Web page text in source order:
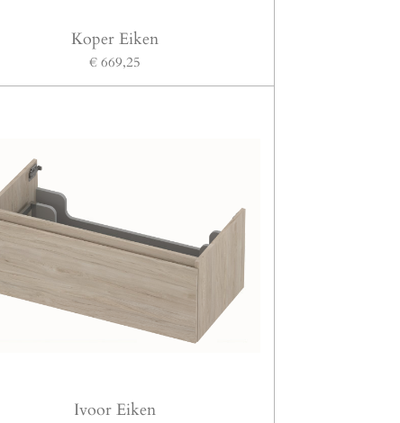
Koper Eiken
€ 669,25
Ivoor Eiken